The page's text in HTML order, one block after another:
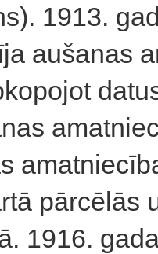
1913.
aušanas
pārcēlās
1916.